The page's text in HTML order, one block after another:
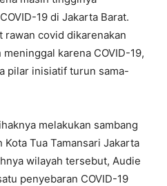
19 di Jakarta Barat.
rawan covid dikarenakan
karena COVID-19,
pilar inisiatif turun sama-
melakukan sambang
Tua Tamansari Jakarta
wilayah tersebut, Audie
penyebaran COVID-19